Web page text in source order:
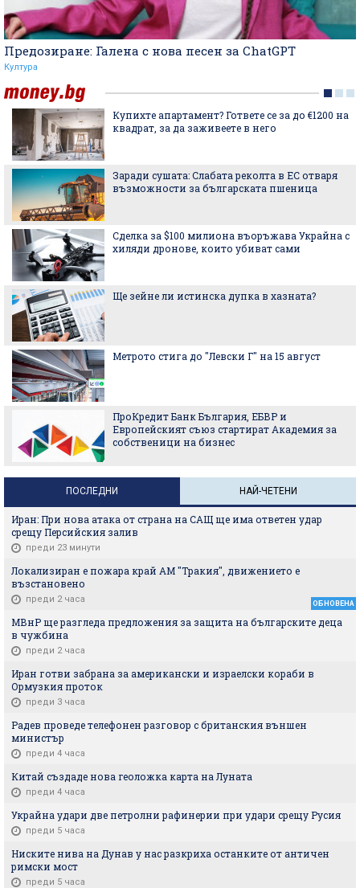
Предозиране: Галена с нова песен за ChatGPT
Култура
Купихте апартамент? Гответе се за до €1200 на
квадрат, за да заживеете в него
Заради сушата: Слабата реколта в ЕС отваря
възможности за българската пшеница
Сделка за $100 милиона въоръжава Украйна с
хиляди дронове, които убиват сами
Ще зейне ли истинска дупка в хазната?
Метрото стига до "Левски Г" на 15 август
ПроКредит Банк България, ЕБВР и
Европейският съюз стартират Академия за
собственици на бизнес
ПОСЛЕДНИ НАЙ-ЧЕТЕНИ
Иран: При нова атака от страна на САЩ ще има ответен удар
срещу Персийския залив
преди 23 минути
Локализиран е пожара край АМ "Тракия", движението е
възстановено
преди 2 часа ОБНОВЕНА
МВнР ще разгледа предложения за защита на българските деца
в чужбина
преди 2 часа
Иран готви забрана за американски и израелски кораби в
Ормузкия проток
преди 3 часа
Радев проведе телефонен разговор с британския външен
министър
преди 4 часа
Китай създаде нова геоложка карта на Луната
преди 4 часа
Украйна удари две петролни рафинерии при удари срещу Русия
преди 5 часа
Ниските нива на Дунав у нас разкриха останките от античен
римски мост
преди 5 часа